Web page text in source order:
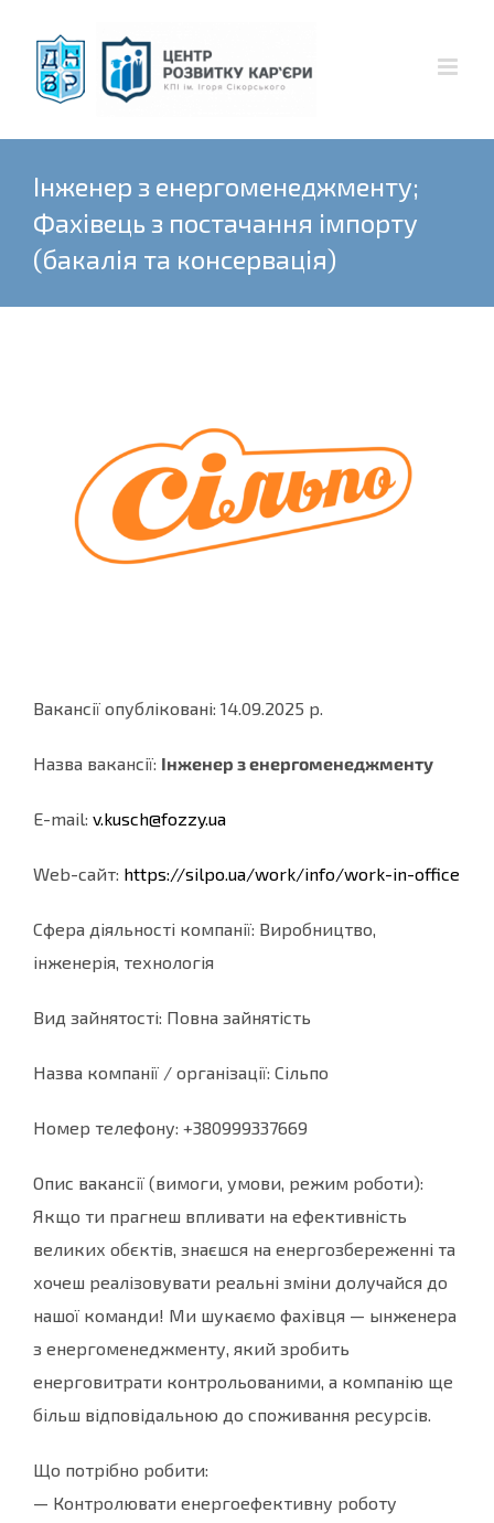
content
Інженер з енергоменеджменту;
Фахівець з постачання імпорту
(бакалія та консервація)
Вакансії опубліковані: 14.09.2025 р.
Назва вакансії: Інженер з енергоменеджменту
E-mail: v.kusch@fozzy.ua
Web-cайт: https://silpo.ua/work/info/work-in-office
Сфера діяльності компанії: Виробництво,
інженерія, технологія
Вид зайнятості: Повна зайнятість
Назва компанії / організації: Сільпо
Номер телефону: +380999337669
Опис вакансії (вимоги, умови, режим роботи):
Якщо ти прагнеш впливати на ефективність
великих обєктів, знаєшся на енергозбереженні та
хочеш реалізовувати реальні зміни долучайся до
нашої команди! Ми шукаємо фахівця — ынженера
з енергоменеджменту, який зробить
енерговитрати контрольованими, а компанію ще
більш відповідальною до споживання ресурсів.
Що потрібно робити:
— Контролювати енергоефективну роботу